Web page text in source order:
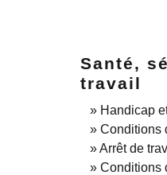
Santé,
travail
Handicap
Conditions
Arrêt de
Conditions